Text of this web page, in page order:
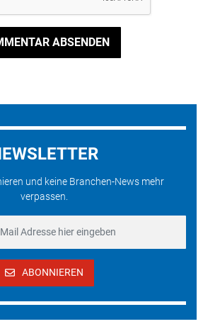
ABSENDEN
und keine Branchen-News mehr
verpassen.
ABONNIEREN